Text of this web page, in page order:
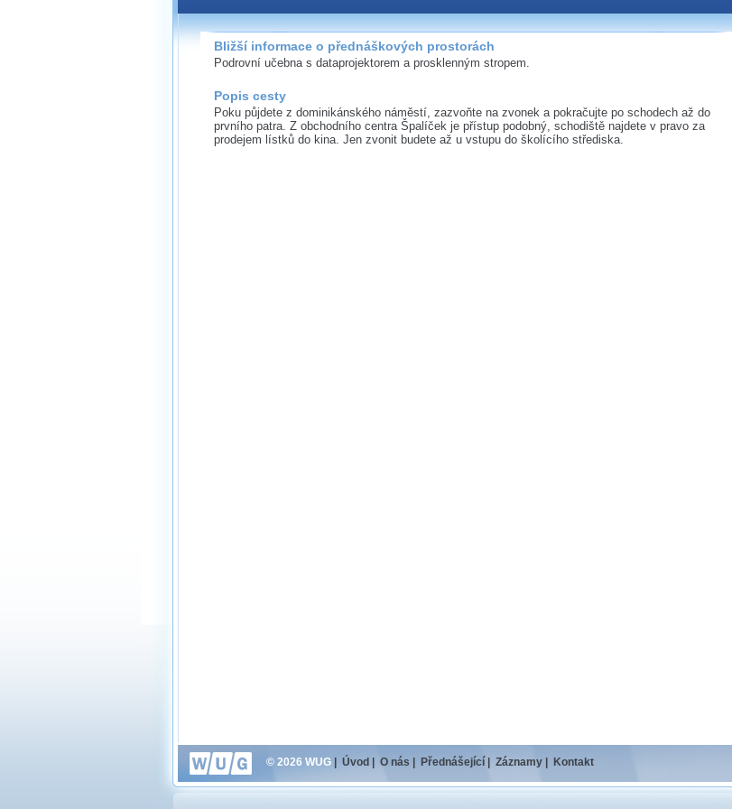
Bližší informace o přednáškových prostorách
Podrovní učebna s dataprojektorem a prosklenným stropem.
Popis cesty
Poku půjdete z dominikánského náměstí, zazvoňte na zvonek a pokračujte po schodech až do
prvního patra. Z obchodního centra Špalíček je přístup podobný, schodiště najdete v pravo za
prodejem lístků do kina. Jen zvonit budete až u vstupu do školícího střediska.
© 2026 WUG Úvod O nás Přednášející Záznamy Kontakt